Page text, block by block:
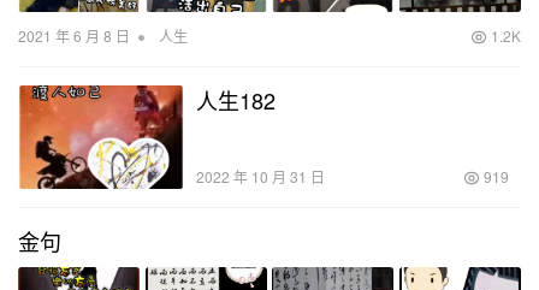
2021 年 6 月 8 日 • 人生 1.2K
人生182
2022 年 10 月 31 日 919
金句